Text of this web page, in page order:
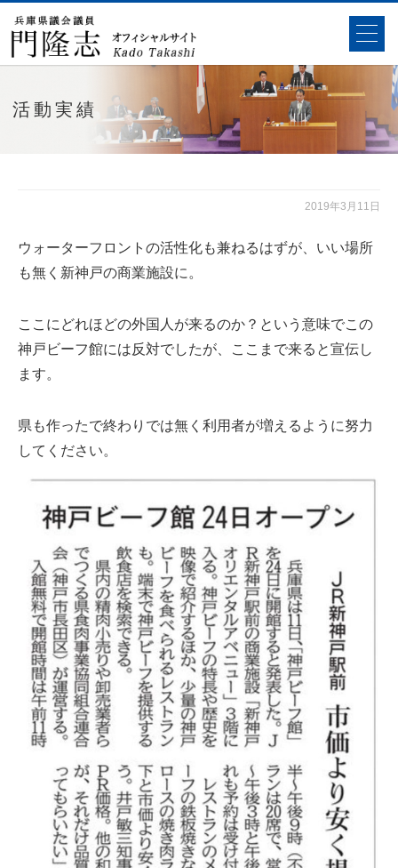
活動実績
2019年3月11日
ウォーターフロントの活性化も兼ねるはずが、いい場所
も無く新神戸の商業施設に。
ここにどれほどの外国人が来るのか？という意味でこの
神戸ビーフ館には反対でしたが、ここまで来ると宣伝し
ます。
県も作ったで終わりでは無く利用者が増えるように努力
してください。